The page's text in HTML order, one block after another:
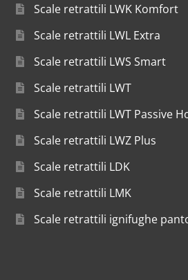
Scale retrattili LWK Komfort
Scale retrattili LWL Extra
Scale retrattili LWS Smart
Scale retrattili LWT
Scale retrattili LWT Passive
Scale retrattili LWZ Plus
Scale retrattili LDK
Scale retrattili LMK
Scale retrattili ignifughe